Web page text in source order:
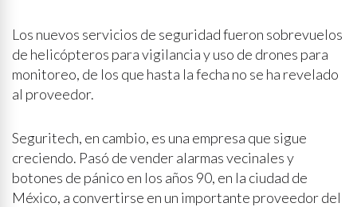
Los nuevos servicios de seguridad fueron sobrevuelos
de helicópteros para vigilancia y uso de drones para
monitoreo, de los que hasta la fecha no se ha revelado
al proveedor.
Seguritech, en cambio, es una empresa que sigue
creciendo. Pasó de vender alarmas vecinales y
botones de pánico en los años 90, en la ciudad de
México, a convertirse en un importante proveedor del